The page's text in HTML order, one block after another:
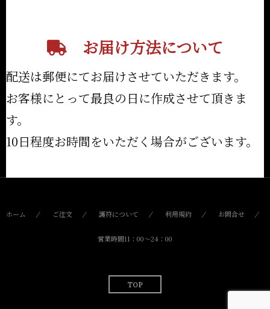
お届け方法について
配送は郵便にてお届けさせていただきます。
お客様にとって最良の日に作成させて頂きま
す。
10日程度お時間をいただく場合がございます。
ホーム ご注文 護符について 利用規約 お問合せ
営業時間11：00〜24：00
TOP